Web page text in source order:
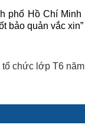
phố Hồ Chí
bảo quản vắc
chức lớp T6